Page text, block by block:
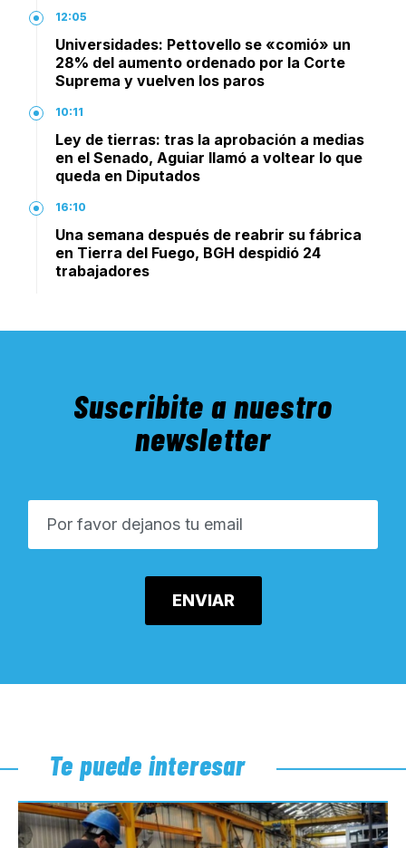
12:05
Universidades: Pettovello se «comió» un
28% del aumento ordenado por la Corte
Suprema y vuelven los paros
10:11
Ley de tierras: tras la aprobación a medias
en el Senado, Aguiar llamó a voltear lo que
queda en Diputados
16:10
Una semana después de reabrir su fábrica
en Tierra del Fuego, BGH despidió 24
trabajadores
Suscribite a nuestro
newsletter
Te puede interesar